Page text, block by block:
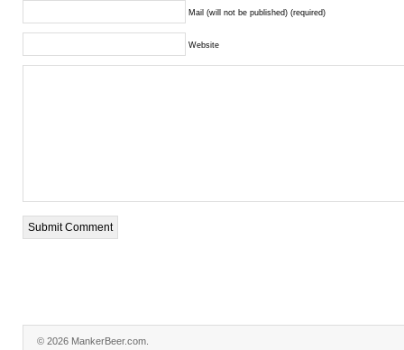
Mail (will not be published) (required)
Website
© 2026 MankerBeer.com.